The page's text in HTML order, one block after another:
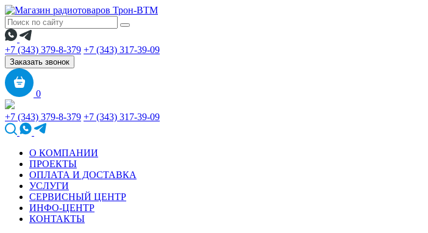
+7 (343) 379-8-379 +7 (343) 317-39-09
Заказать звонок
0
+7 (343) 379-8-379 +7 (343) 317-39-09
О КОМПАНИИ
ПРОЕКТЫ
ОПЛАТА И ДОСТАВКА
УСЛУГИ
СЕРВИСНЫЙ ЦЕНТР
ИНФО-ЦЕНТР
КОНТАКТЫ